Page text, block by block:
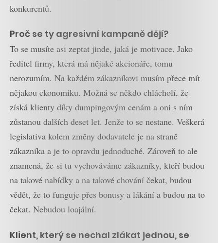
konkurentů.
Proč se ty agresivní kampaně dějí?
To se musíte asi zeptat jinde, jaká je motivace. Jako
ředitel firmy, která má nějaké akcionáře, tomu
nerozumím. Na každém zákazníkovi musím přece mít
nějakou ekonomiku. Možná se někdo chlácholí, že
získá klienty díky dumpingovým cenám a oni s ním
zůstanou dalších deset let. Jenže to se nestane. Veškerá
legislativa kolem změny dodavatele je na straně
zákazníka a je to opravdu jednoduché. Zároveň to ale
znamená, že si tu vychováváme zákazníky, kteří budou
na takové nabídky a na takové chování čekat, budou
vědět, že to funguje přes bonusy a lákání a budou na to
čekat. Nebudou loajální.
Klient, který se nechal zlákat jednou, se